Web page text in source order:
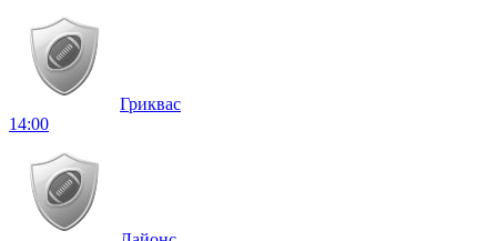
Гриквас
14:00